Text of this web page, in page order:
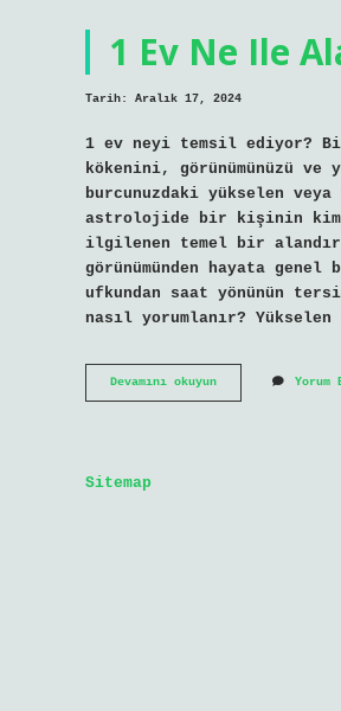
1 Ev Ne Ile
Tarih: Aralık 17, 2024
1 ev neyi temsil ediyor?
kökenini, görünümünüzü
burcunuzdaki yükselen
astrolojide bir kişinin
ilgilenen temel bir
görünümünden hayata
ufkundan saat yönünün
nasıl yorumlanır?
Devamını okuyun1
Ev
Yorum
Sitemap